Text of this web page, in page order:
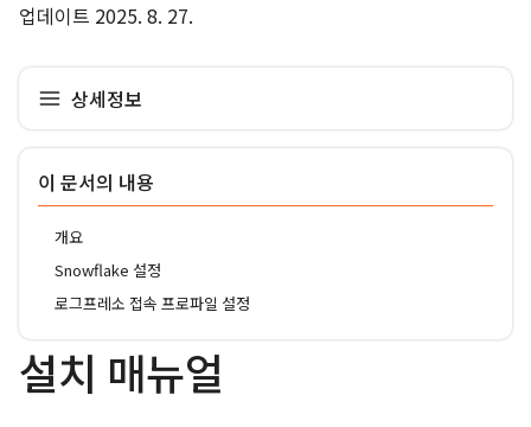
업데이트 2025. 8. 27.
상세정보
설치 매뉴얼
이 문서의 내용
개요
Snowflake 설정
로그프레소 접속 프로파일 설정